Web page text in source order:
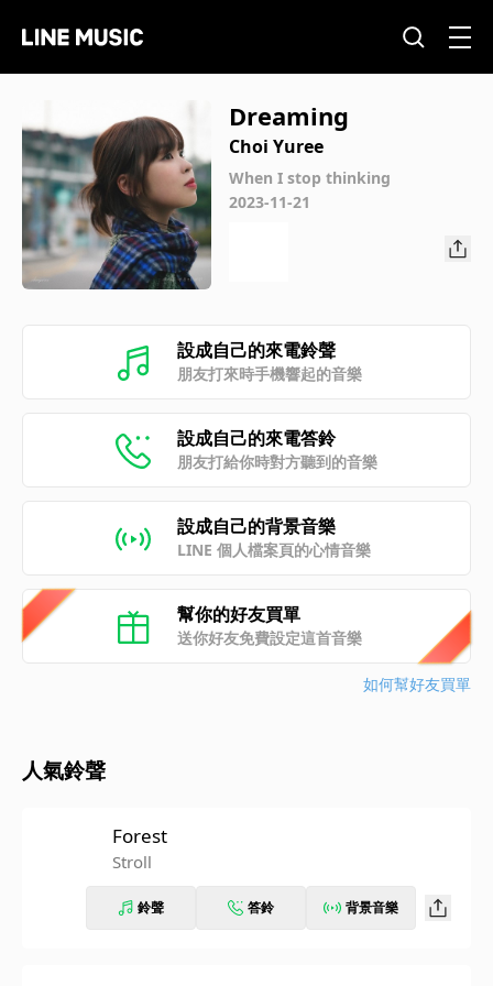
Dreaming
Choi Yuree
When I stop thinking
2023-11-21
設成自己的來電鈴聲
朋友打來時手機響起的音樂
設成自己的來電答鈴
朋友打給你時對方聽到的音樂
設成自己的背景音樂
LINE 個人檔案頁的心情音樂
幫你的好友買單
送你好友免費設定這首音樂
如何幫好友買單
人氣鈴聲
Forest
Stroll
鈴聲 答鈴 背景音樂